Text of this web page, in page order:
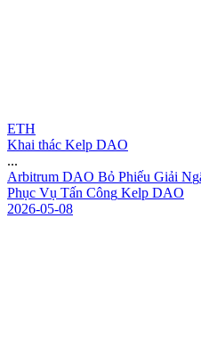
ETH
Khai thác Kelp DAO
...
Arbitrum DAO Bỏ Phiếu Giải Ng
Phục Vụ Tấn Công Kelp DAO
2026-05-08